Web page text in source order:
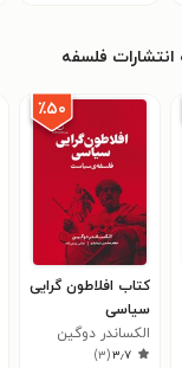
فلسفه
٪۵۰
کتاب افلاطون گرایی
سیاسی
الکساندر دوگین
۳٫۷(۳)